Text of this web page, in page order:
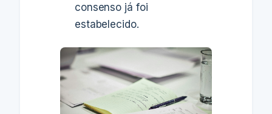
consenso já foi
estabelecido.